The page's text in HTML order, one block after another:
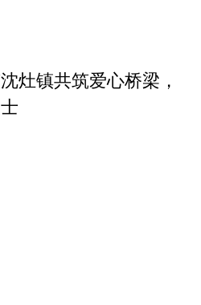
灶镇共筑爱心桥梁，